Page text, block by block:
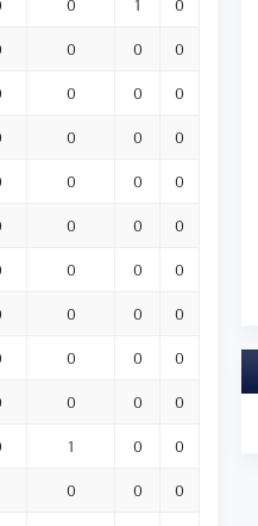
0 1 0
0 0 0
0 0 0
0 0 0
0 0 0
0 0 0
0 0 0
0 0 0
0 0 0
0 0 0
1 0 0
0 0 0